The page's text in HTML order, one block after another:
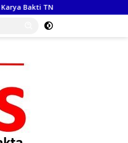
Jembatan Beton di Desa